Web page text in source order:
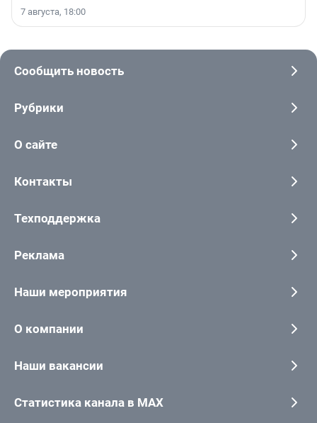
7 августа, 18:00
Сообщить новость
Рубрики
О сайте
Контакты
Техподдержка
Реклама
Наши мероприятия
О компании
Наши вакансии
Статистика канала в MAX